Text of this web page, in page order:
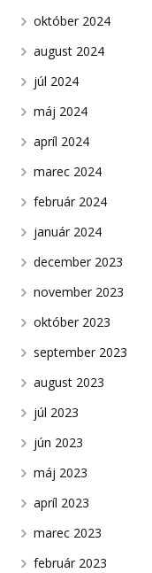
október 2024
august 2024
júl 2024
máj 2024
apríl 2024
marec 2024
február 2024
január 2024
december 2023
november 2023
október 2023
september 2023
august 2023
júl 2023
jún 2023
máj 2023
apríl 2023
marec 2023
február 2023